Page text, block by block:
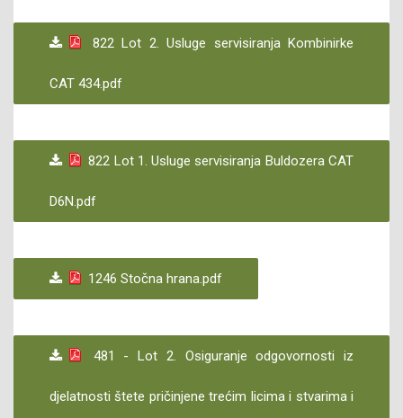
822 Lot 2. Usluge servisiranja Kombinirke
CAT 434.pdf
822 Lot 1. Usluge servisiranja Buldozera CAT
D6N.pdf
1246 Stočna hrana.pdf
481 - Lot 2. Osiguranje odgovornosti iz
djelatnosti štete pričinjene trećim licima i stvarima i